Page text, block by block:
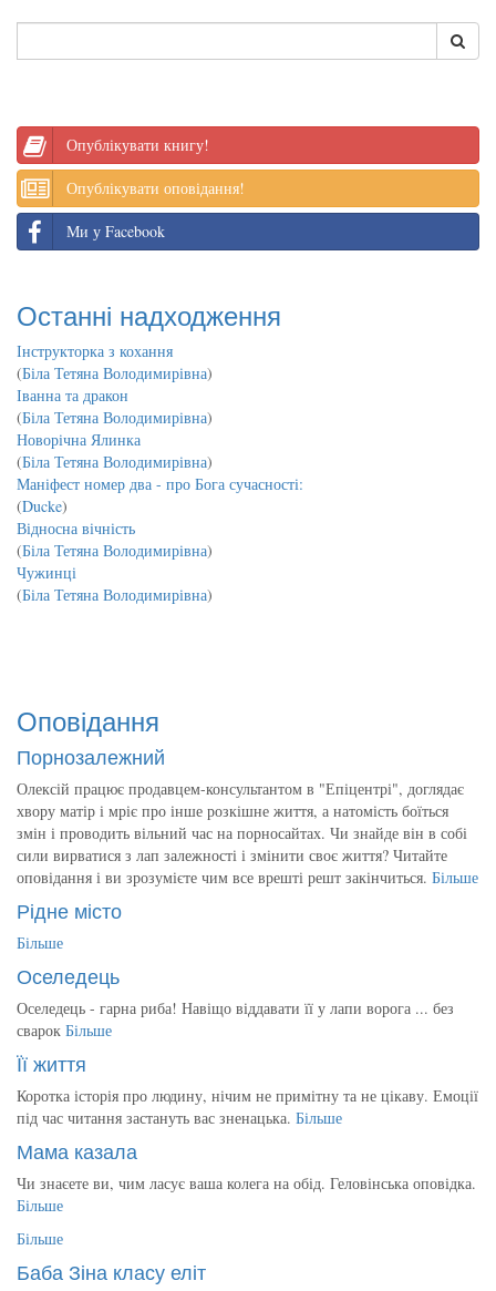
Опублікувати книгу!
Опублікувати оповідання!
Ми у Facebook
Останні надходження
Інструкторка з кохання
(Біла Тетяна Володимирівна)
Іванна та дракон
(Біла Тетяна Володимирівна)
Новорічна Ялинка
(Біла Тетяна Володимирівна)
Маніфест номер два - про Бога сучасності:
(Ducke)
Відносна вічність
(Біла Тетяна Володимирівна)
Чужинці
(Біла Тетяна Володимирівна)
Оповідання
Порнозалежний
Олексій працює продавцем-консультантом в "Епіцентрі", доглядає
хвору матір і мріє про інше розкішне життя, а натомість боїться
змін і проводить вільний час на порносайтах. Чи знайде він в собі
сили вирватися з лап залежності і змінити своє життя? Читайте
оповідання і ви зрозумієте чим все врешті решт закінчиться. Більше
Рідне місто
Більше
Оселедець
Оселедець - гарна риба! Навіщо віддавати її у лапи ворога ... без
сварок Більше
Її життя
Коротка історія про людину, нічим не примітну та не цікаву. Емоції
під час читання застануть вас зненацька. Більше
Мама казала
Чи знаєете ви, чим ласує ваша колега на обід. Геловінська оповідка.
Більше
Більше
Баба Зіна класу еліт